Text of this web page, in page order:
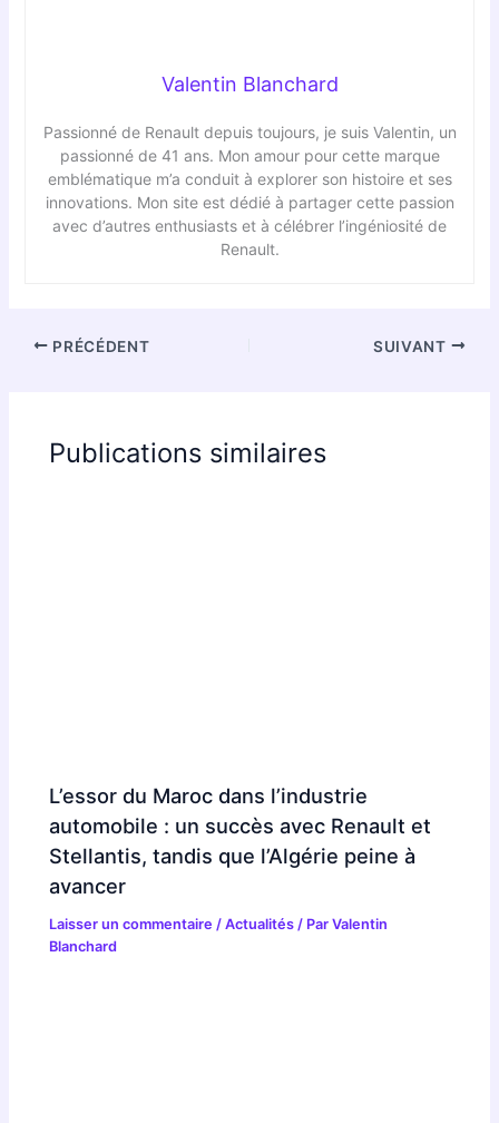
Valentin Blanchard
Passionné de Renault depuis toujours, je suis Valentin, un
passionné de 41 ans. Mon amour pour cette marque
emblématique m’a conduit à explorer son histoire et ses
innovations. Mon site est dédié à partager cette passion
avec d’autres enthusiasts et à célébrer l’ingéniosité de
Renault.
PRÉCÉDENT SUIVANT
Publications similaires
L’essor du Maroc dans l’industrie
automobile : un succès avec Renault et
Stellantis, tandis que l’Algérie peine à
avancer
Laisser un commentaire /Actualités / ParValentin
Blanchard